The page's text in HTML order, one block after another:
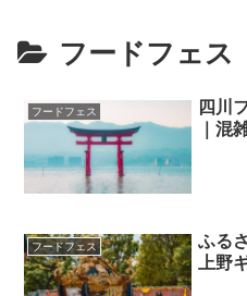
フードフェス
フードフェス
四川
｜混
フードフェス
ふる
上野